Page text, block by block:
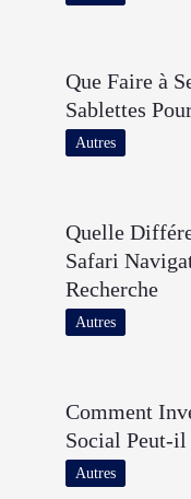
Que Faire à
Sablettes
Autres
Quelle
Safari
Recherche
Autres
Comment
Social Peut-
Autres